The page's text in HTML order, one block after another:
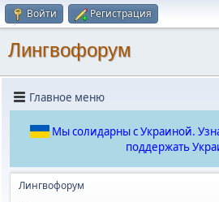
Войти Регистрация
Лингвофорум
Главное меню
Мы солидарны с Украиной.
поддержать
Лингвофорум